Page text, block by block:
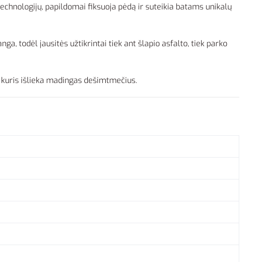
papildomai fiksuoja pėdą ir suteikia batams unikalų
todėl jausitės užtikrintai tiek ant šlapio asfalto, tiek parko
išlieka madingas dešimtmečius.